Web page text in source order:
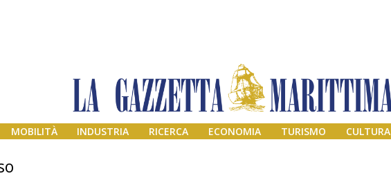
MOBILITÀ INDUSTRIA RICERCA ECONOMIA TURISMO CULTURA